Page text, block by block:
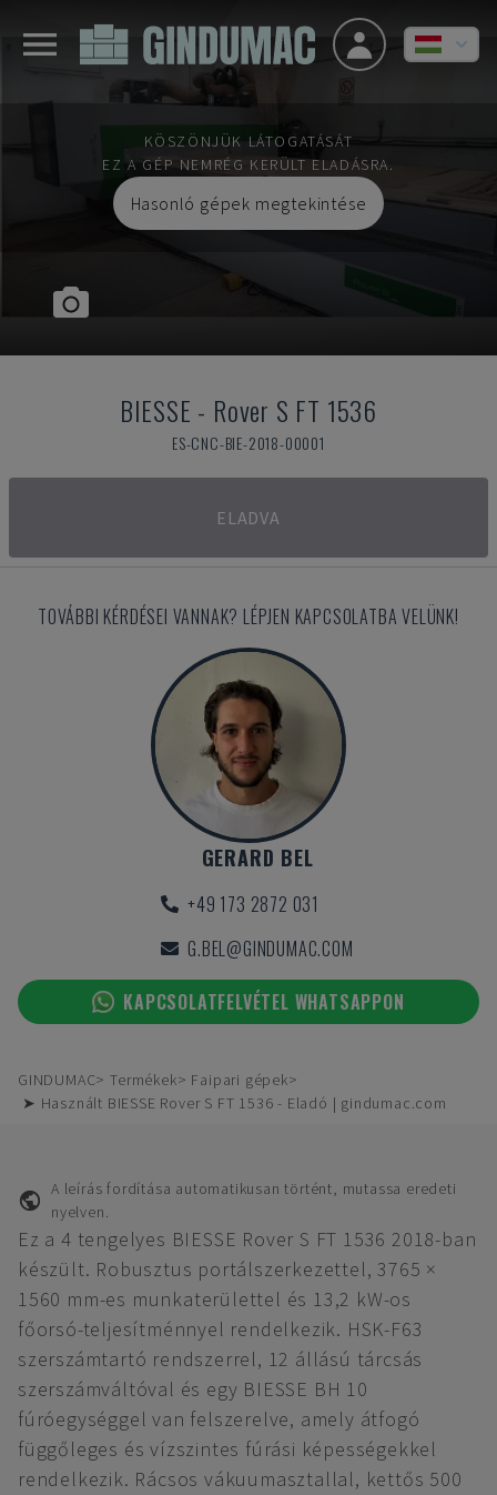
KÖSZÖNJÜK LÁTOGATÁSÁT
EZ A GÉP NEMRÉG KERÜLT ELADÁSRA.
Hasonló gépek megtekintése
BIESSE - Rover S FT 1536
ES-CNC-BIE-2018-00001
ELADVA
TOVÁBBI KÉRDÉSEI VANNAK? LÉPJEN KAPCSOLATBA VELÜNK!
GERARD BEL
+49 173 2872 031
G.BEL@GINDUMAC.COM
KAPCSOLATFELVÉTEL WHATSAPPON
GINDUMAC Termékek
Faipari gépek
➤ Használt BIESSE Rover S FT 1536 - Eladó | gindumac.com
A leírás fordítása automatikusan történt, mutassa eredeti
nyelven.
Ez a 4 tengelyes BIESSE Rover S FT 1536 2018-ban
készült. Robusztus portálszerkezettel, 3765 ×
1560 mm-es munkaterülettel és 13,2 kW-os
főorsó-teljesítménnyel rendelkezik. HSK-F63
szerszámtartó rendszerrel, 12 állású tárcsás
szerszámváltóval és egy BIESSE BH 10
fúróegységgel van felszerelve, amely átfogó
függőleges és vízszintes fúrási képességekkel
rendelkezik. Rácsos vákuumasztallal, kettős 500